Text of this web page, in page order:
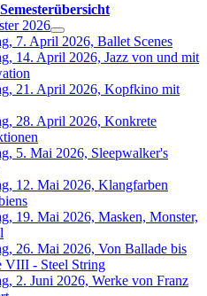
Semesterübersicht
2026
7. April 2026, Ballet Scenes
14. April 2026, Jazz von und mit
21. April 2026, Kopfkino mit
28. April 2026, Konkrete
5. Mai 2026, Sleepwalker's
12. Mai 2026, Klangfarben
19. Mai 2026, Masken, Monster,
26. Mai 2026, Von Ballade bis
VIII - Steel String
2. Juni 2026, Werke von Franz